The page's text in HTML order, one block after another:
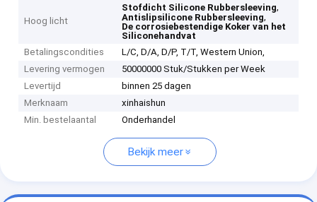
Hoog licht
Stofdicht Silicone Rubbersleeving,
Antislipsilicone Rubbersleeving,
De corrosiebestendige Koker van het
Siliconehandvat
Betalingscondities
L/C, D/A, D/P, T/T, Western Union,
Levering vermogen
50000000 Stuk/Stukken per Week
Levertijd
binnen 25 dagen
Merknaam
xinhaishun
Min. bestelaantal
Onderhandel
Bekijk meer